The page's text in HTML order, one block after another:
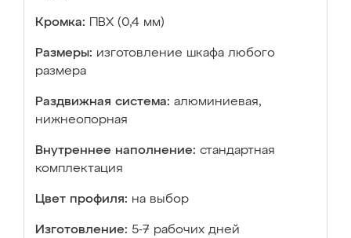
Кромка: ПВХ (0,4 мм)
Размеры: изготовление шкафа любого
размера
Раздвижная система: алюминиевая,
нижнеопорная
Внутреннее наполнение: стандартная
комплектация
Цвет профиля: на выбор
Изготовление: 5-7 рабочих дней